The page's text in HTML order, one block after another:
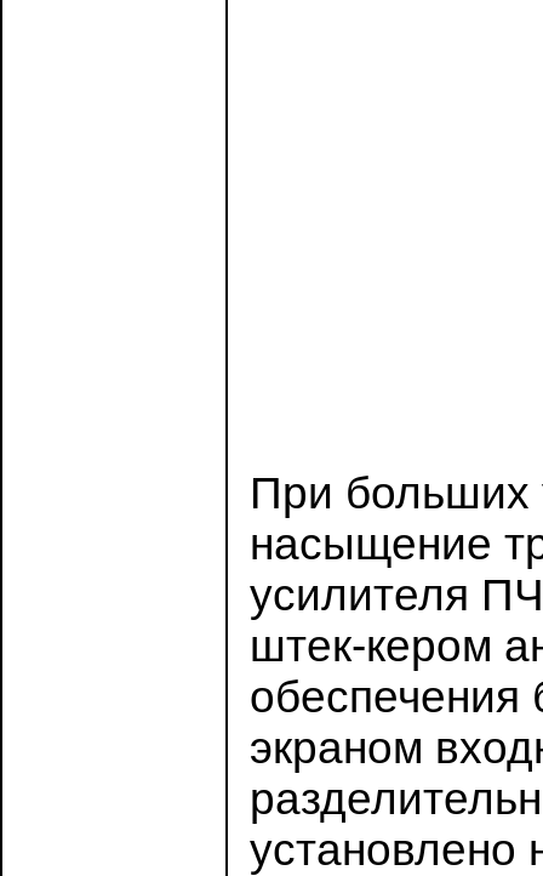
При больших
насыщение
усилителя
штек-кером
обеспечения
экраном
установлено